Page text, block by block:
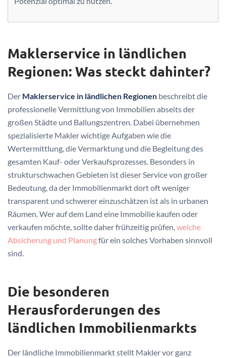
Maklerservice in ländlichen
Regionen: Was steckt dahinter?
Der Maklerservice in ländlichen Regionen beschreibt die
professionelle Vermittlung von Immobilien abseits der
großen Städte und Ballungszentren. Dabei übernehmen
spezialisierte Makler wichtige Aufgaben wie die
Wertermittlung, die Vermarktung und die Begleitung des
gesamten Kauf- oder Verkaufsprozesses. Besonders in
strukturschwachen Gebieten ist dieser Service von großer
Bedeutung, da der Immobilienmarkt dort oft weniger
transparent und schwerer einzuschätzen ist als in urbanen
Räumen. Wer auf dem Land eine Immobilie kaufen oder
verkaufen möchte, sollte daher frühzeitig prüfen,welche
Absicherung und Planungfür ein solches Vorhaben sinnvoll
sind.
Die besonderen
Herausforderungen des
ländlichen Immobilienmarkts
Der ländliche Immobilienmarkt stellt Makler vor ganz